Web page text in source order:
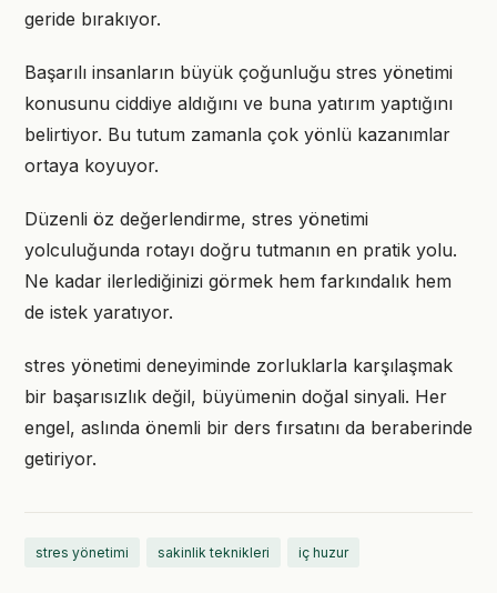
geride bırakıyor.
Başarılı insanların büyük çoğunluğu stres yönetimi
konusunu ciddiye aldığını ve buna yatırım yaptığını
belirtiyor. Bu tutum zamanla çok yönlü kazanımlar
ortaya koyuyor.
Düzenli öz değerlendirme, stres yönetimi
yolculuğunda rotayı doğru tutmanın en pratik yolu.
Ne kadar ilerlediğinizi görmek hem farkındalık hem
de istek yaratıyor.
stres yönetimi deneyiminde zorluklarla karşılaşmak
bir başarısızlık değil, büyümenin doğal sinyali. Her
engel, aslında önemli bir ders fırsatını da beraberinde
getiriyor.
stres yönetimi sakinlik teknikleri iç huzur